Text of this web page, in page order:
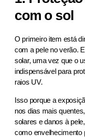
com o sol
O primeiro item está
com a pele no verão.
solar, uma vez que o
indispensável para
raios UV.
Isso porque a
nos dias mais
solares e danos à
como envelhecimento